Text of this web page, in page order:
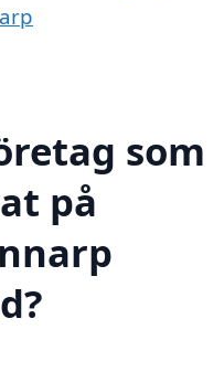
som
på